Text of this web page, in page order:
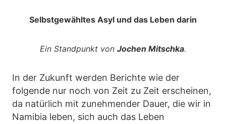
Selbstgewähltes Asyl und das Leben darin
Ein Standpunkt von Jochen Mitschka.
In der Zukunft werden Berichte wie der
folgende nur noch von Zeit zu Zeit erscheinen,
da natürlich mit zunehmender Dauer, die wir in
Namibia leben, sich auch das Leben